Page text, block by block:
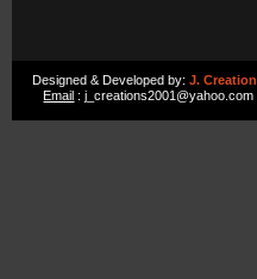
Designed & Developed by:J.
Email : j_creations2001@yahoo.com